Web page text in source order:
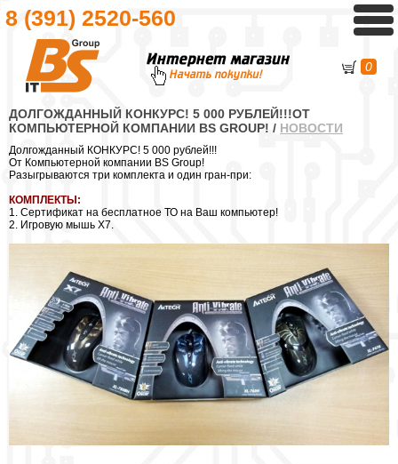
8 (391) 2520-560
0
ДОЛГОЖДАННЫЙ КОНКУРС! 5 000 РУБЛЕЙ!!!ОТ
КОМПЬЮТЕРНОЙ КОМПАНИИ BS GROUP! / НОВОСТИ
Долгожданный КОНКУРС! 5 000 рублей!!!
От Компьютерной компании BS Group!
Разыгрываются три комплекта и один гран-при:
КОМПЛЕКТЫ:
1. Сертификат на бесплатное ТО на Ваш компьютер!
2. Игровую мышь X7.